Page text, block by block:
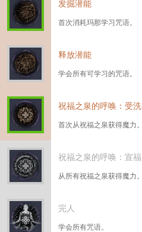
发掘潜能
首次消耗玛那学习咒语。
释放潜能
学会所有可学习的咒语。
祝福之泉的呼唤：受洗
首次从祝福之泉获得魔力。
祝福之泉的呼唤：宣福
从所有祝福之泉获得魔力。
完人
学会所有咒语。